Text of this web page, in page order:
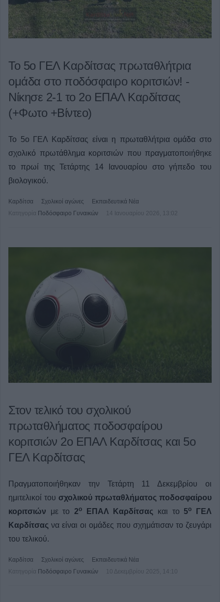
Το 5ο ΓΕΛ Καρδίτσας πρωταθλήτρια
ομάδα στο ποδόσφαιρο κοριτσιών! -
Νίκησε 2-1 το 2ο ΕΠΑΛ Καρδίτσας
(+Φωτο +Βίντεο)
Το 5ο ΓΕΛ Καρδίτσας είναι η πρωταθλήτρια ομάδα στο
σχολικό πρωτάθλημα κοριτσιών που πραγματοποιήθηκε
το πρωί της Τετάρτης 14 Ιανουαρίου στο γήπεδο του
βιολογικού.
Καρδίτσα Σχολικοί αγώνες
Εκπαιδευτικά Νέα
Κατηγορία Ποδόσφαιρο Γυναικών 14 Ιανουαρίου 2026, 13:02
Στον τελικό του σχολικού
πρωταθλήματος ποδοσφαίρου
κοριτσιών 2ο ΕΠΑΛ Καρδίτσας και 5ο
ΓΕΛ Καρδίτσας
Πραγματοποιήθηκαν την Τετάρτη 11 Δεκεμβρίου οι
ημιτελικοί του σχολικού πρωταθλήματος ποδοσφαίρου
κοριτσιών με το 2ο ΕΠΑΛ Καρδίτσας και το 5ο
ΓΕΛ
Καρδίτσας να είναι οι ομάδες που σχημάτισαν το ζευγάρι
του τελικού.
Καρδίτσα Σχολικοί αγώνες
Εκπαιδευτικά Νέα
Κατηγορία Ποδόσφαιρο Γυναικών 10 Δεκεμβρίου 2025, 14:10